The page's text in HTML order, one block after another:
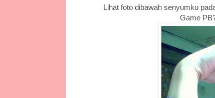
Lihat foto dibawah senyumku
Game